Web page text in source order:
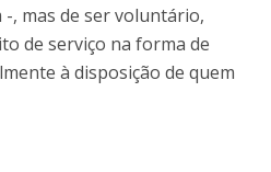
, mas de ser voluntário,
de serviço na forma de
à disposição de quem